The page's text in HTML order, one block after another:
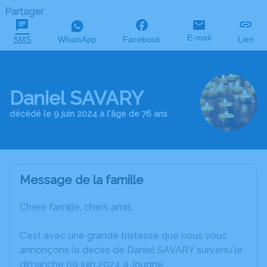
Partager
SMS WhatsApp Facebook E-mail Lien
Daniel SAVARY
décédé le 9 juin 2024 à l'âge de 76 ans
Message de la famille
Chère famille, chers amis,
C’est avec une grande tristesse que nous vous
annonçons le décès de Daniel SAVARY survenu le
dimanche 09 juin 2024 à Jougne.